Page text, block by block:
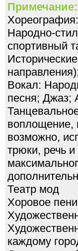
Примечание:
Народно-
спортивный
Вокал:
песня; Джаз;
воплощение,
возможно,
трюки, речь
Театр мод
Хоровое
каждому